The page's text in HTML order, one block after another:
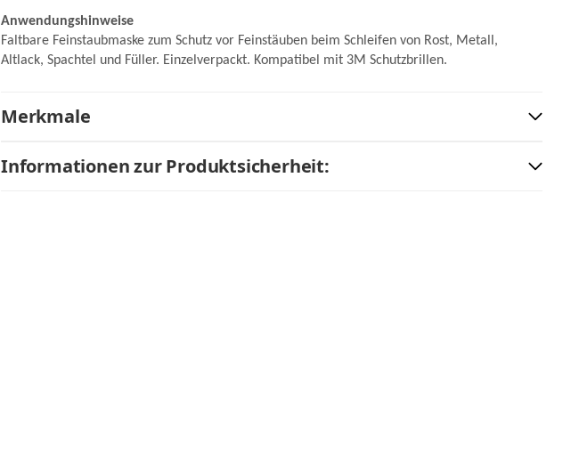
Anwendungshinweise
Faltbare Feinstaubmaske zum Schutz vor Feinstäuben beim Schleifen von Rost, Metall,
Altlack, Spachtel und Füller. Einzelverpackt. Kompatibel mit 3M Schutzbrillen.
Merkmale
Informationen zur Produktsicherheit: